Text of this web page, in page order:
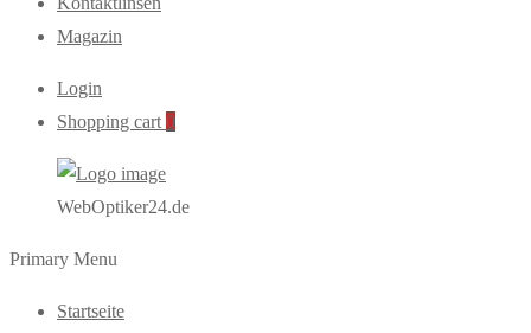
Magazin
Login
Shopping cart 0
WebOptiker24.de
Primary Menu
Startseite